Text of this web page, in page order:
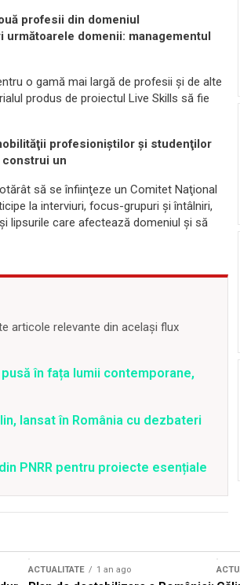
profesii din domeniul
domenii: managementul
o gamă mai largă de profesii şi de alte
produs de proiectul Live Skills să fie
profesioniştilor şi studenţilor
construi un
să se înfiinţeze un Comitet Naţional
la interviuri, focus-grupuri şi întâlniri,
lipsurile care afectează domeniul şi să
articole relevante din același flux
în fața lumii contemporane,
lansat în România cu dezbateri
PNRR pentru proiecte esențiale
ACTUALITATE 1 an ago